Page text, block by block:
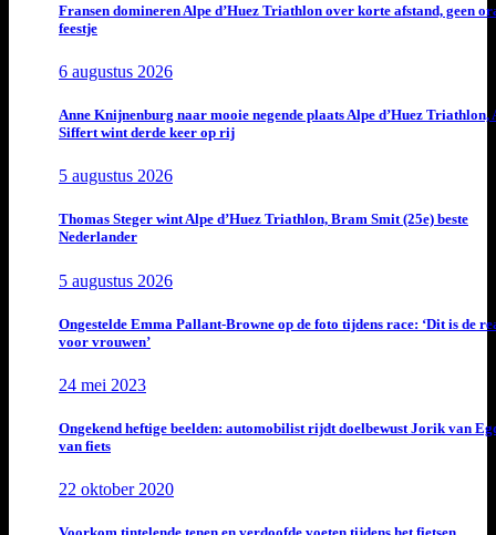
Fransen domineren Alpe d’Huez Triathlon over korte afstand, geen
feestje
6 augustus 2026
Anne Knijnenburg naar mooie negende plaats Alpe d’Huez Triathlon,
Siffert wint derde keer op rij
5 augustus 2026
Thomas Steger wint Alpe d’Huez Triathlon, Bram Smit (25e) beste
Nederlander
5 augustus 2026
Ongestelde Emma Pallant-Browne op de foto tijdens race: ‘Dit is de
voor vrouwen’
24 mei 2023
Ongekend heftige beelden: automobilist rijdt doelbewust Jorik van
van fiets
22 oktober 2020